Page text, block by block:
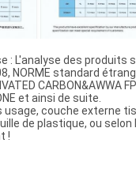
: L'analyse des produits
NORME standard
CARBON&AWWA
et ainsi de suite.
usage, couche externe
de plastique, ou selon
!